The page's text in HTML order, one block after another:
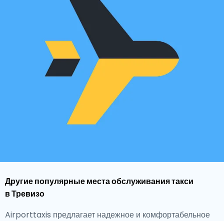
Другие популярные места обслуживания такси
в Тревизо
Airporttaxis предлагает надежное и комфортабельное